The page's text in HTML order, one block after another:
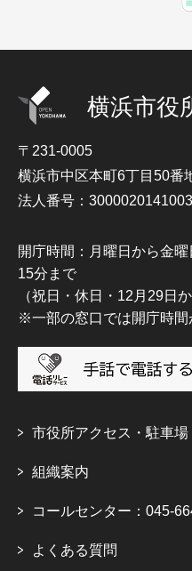
横浜市役
〒231-0005
横浜市中区本町6丁目50番
法人番号：3000020141003
開庁時間：月曜日から金
15分まで
（祝日・休日・12月29日
※一部の窓口では開庁時間
市役所アクセス・駐車場
組織案内
コールセンター：045-
よくある質問